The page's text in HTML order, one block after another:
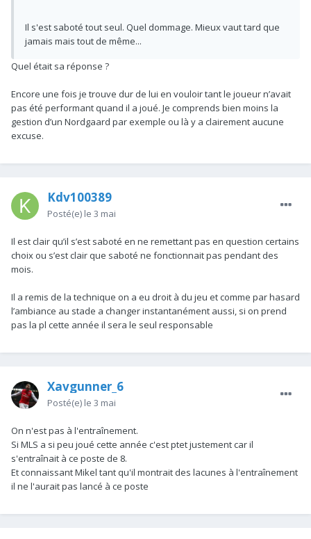
Il s'est saboté tout seul. Quel dommage. Mieux vaut tard que
jamais mais tout de même...
Quel était sa réponse ?
Encore une fois je trouve dur de lui en vouloir tant le joueur n’avait
pas été performant quand il a joué. Je comprends bien moins la
gestion d’un Nordgaard par exemple ou là y a clairement aucune
excuse.
Kdv100389
Posté(e) le 3 mai
Il est clair qu’il s’est saboté en ne remettant pas en question certains
choix ou s’est clair que saboté ne fonctionnait pas pendant des
mois.
Il a remis de la technique on a eu droit à du jeu et comme par hasard
l’ambiance au stade a changer instantanément aussi, si on prend
pas la pl cette année il sera le seul responsable
Xavgunner_6
Posté(e) le 3 mai
On n'est pas à l'entraînement.
Si MLS a si peu joué cette année c'est ptet justement car il
s'entraînait à ce poste de 8.
Et connaissant Mikel tant qu'il montrait des lacunes à l'entraînement
il ne l'aurait pas lancé à ce poste